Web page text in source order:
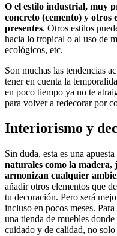
O el estilo industrial, muy
concreto (cemento) y otros
presentes. Otros estilos
hacia lo tropical o al uso de
ecológicos, etc.
Son muchas las tendencias
tener en cuenta la
en poco tiempo ya no te
para volver a redecorar por
Interiorismo y
Sin duda, esta es una apuesta
naturales como la madera,
armonizan cualquier
añadir otros elementos que
tu decoración. Pero será
incluso en pocos meses.
una tienda de muebles
cuidado y de calidad, no